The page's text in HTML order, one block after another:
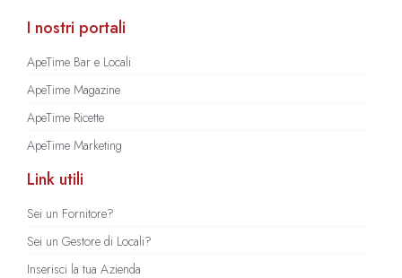
I nostri portali
ApeTime Bar e Locali
ApeTime Magazine
ApeTime Ricette
ApeTime Marketing
Link utili
Sei un Fornitore?
Sei un Gestore di Locali?
Inserisci la tua Azienda